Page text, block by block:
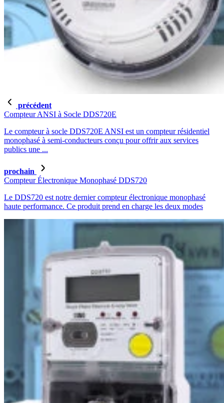
précédent
Compteur ANSI à Socle DDS720E
Le compteur à socle DDS720E ANSI est un compteur résidentiel
monophasé à semi-conducteurs conçu pour offrir aux services
publics une ...
prochain
Compteur Électronique Monophasé DDS720
Le DDS720 est notre dernier compteur électronique monophasé
haute performance. Ce produit prend en charge les deux modes